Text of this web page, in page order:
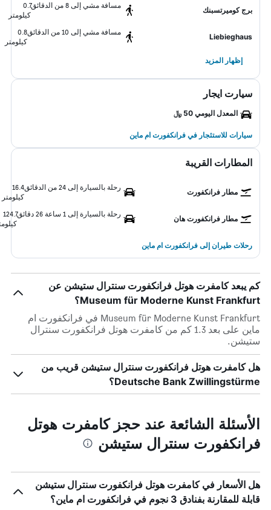
برج كوميرتسبنك
مسافة مشي إلى 8 من الدقائق
0.7
كيلومتر
Liebieghaus
مسافة مشي إلى 10 من الدقائق
0.8
كيلومتر
إظهار المزيد
سيارت ايجار
المعدل اليومي 50 ﷼
سيارات للاستئجار في فرانكفورت ام ماين
المطارات القريبة
مطار فرانكفورت
رحلة بالسيارة إلى 24 من الدقائق
16.4
كيلومتر
مطار فرانكفورت هان
رحلة بالسيارة إلى 1 ساعة 26 دقائق
124.7
رحلات طيران إلى فرانكفورت ام ماين
كم يبعد كامفرت هوتل فرانكفورت سنترال ستيشن عن
Museum für Moderne Kunst Frankfurt؟
Museum für Moderne Kunst Frankfurt في فرانكفورت ام
ماين على بعد 1.3 كم من كامفرت هوتل فرانكفورت سنترال
ستيشن.
هل كامفرت هوتل فرانكفورت سنترال ستيشن قريب من
Deutsche Bank Zwillingstürme؟
الأسئلة الشائعة عند حجز كامفرت هوتل
فرانكفورت سنترال ستيشن
هل الأسعار في كامفرت هوتل فرانكفورت سنترال ستيشن
قابلة للمقارنة بفنادق 3 نجوم في فرانكفورت ام ماين؟